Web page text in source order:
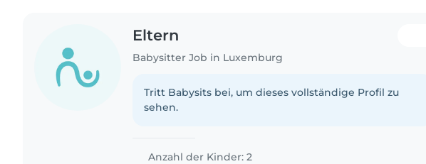
Eltern
Babysitter Job in Luxemburg
Tritt Babysits bei, um dieses vollständige Profil zu
sehen.
Anzahl der Kinder: 2